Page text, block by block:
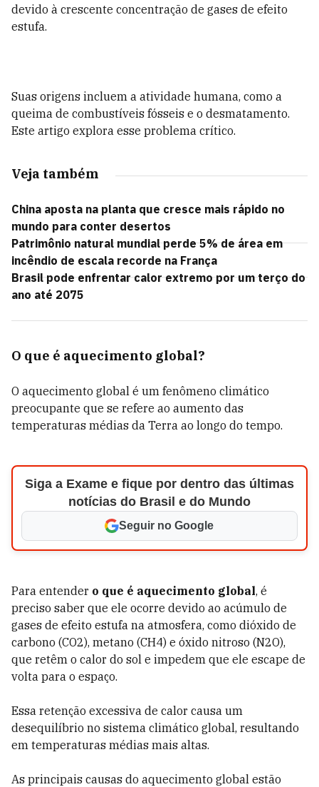
devido à crescente concentração de gases de efeito
estufa.
Suas origens incluem a atividade humana, como a
queima de combustíveis fósseis e o desmatamento.
Este artigo explora esse problema crítico.
Veja também
China aposta na planta que cresce mais rápido no
mundo para conter desertos
Patrimônio natural mundial perde 5% de área em
incêndio de escala recorde na França
Brasil pode enfrentar calor extremo por um terço do
ano até 2075
O que é aquecimento global?
O aquecimento global é um fenômeno climático
preocupante que se refere ao aumento das
temperaturas médias da Terra ao longo do tempo.
Siga a Exame e fique por dentro das últimas
notícias do Brasil e do Mundo
Seguir no Google
Para entender o que é aquecimento global, é
preciso saber que ele ocorre devido ao acúmulo de
gases de efeito estufa na atmosfera, como dióxido de
carbono (CO2), metano (CH4) e óxido nitroso (N2O),
que retêm o calor do sol e impedem que ele escape de
volta para o espaço.
Essa retenção excessiva de calor causa um
desequilíbrio no sistema climático global, resultando
em temperaturas médias mais altas.
As principais causas do aquecimento global estão